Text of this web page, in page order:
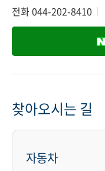
전화044-202-8410
찾아오시는 길
자동차